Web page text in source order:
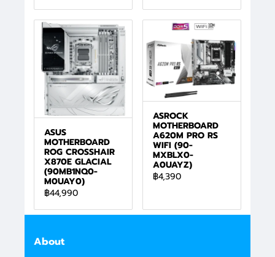
ASUS
MOTHERBOARD
ROG CROSSHAIR
X870E GLACIAL
(90MB1NQ0-
M0UAY0)
฿44,990
ASROCK
MOTHERBOARD
A620M PRO RS
WIFI (90-
MXBLX0-
A0UAYZ)
฿4,390
About